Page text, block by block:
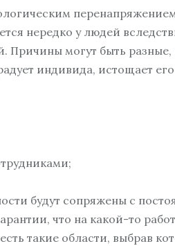
нередко у людей
Причины могут быть
индивида, истощает
будут сопряжены с
что на какой-то
такие области, выбрав